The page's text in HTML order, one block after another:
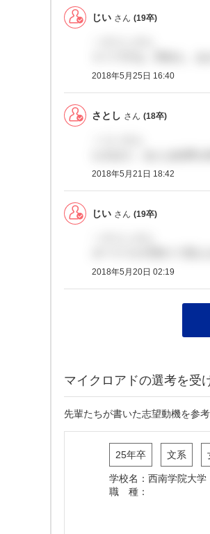
じい さん (19卒)
そうですね。昇給も、
2018年5月25日 16:40
さとし さん (18卒)
なるほど。あとは結果
2018年5月21日 18:42
じい さん (19卒)
ボーナスが月割りで貰
2018年5月20日 02:19
マイクロアドの選考を受
先輩たちが書いた志望動機を参
25年卒 文系
学校名：西南学院大学
職 種：